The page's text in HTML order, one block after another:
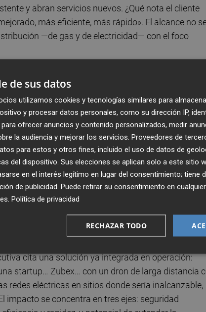
y abran servicios nuevos. ¿Qué nota el cliente
más eficiente, más rápido». El alcance no
—de gas y de electricidad— con el foco
lo básico: «la medida que más te ahorra es
estructurales que la compañía impulsa para
renovable en el mix, electrificación donde aporte
procesos que la electricidad no cubre bien.
pero fabricado de una manera ecológica», a
descarbonización industrial donde se requieren
descarbonizarse con la electricidad… conseguimos
es completamente renovable». Naturgy trabaja
podemos incluso inyectar en red»—, a la vez que se
por nuevas plantas de producción. La tesis: el gas
en sectores difíciles de electrificar.
cita una solución ya integrada en operación:
startup… Zubex… con un dron de larga distancia
redes eléctricas en sitios donde sería inalcanzable,
impacto se concentra en tres ejes: seguridad
de sus datos
utilizamos cookies y tecnologías similares para
y procesar datos personales, como su dirección IP,
ofrecer anuncios y contenido personalizados, medir
la audiencia y mejorar los servicios. Proveedores de
para estos y otros fines, incluido el uso de datos de
del dispositivo. Sus elecciones se aplican solo a este sitio
en el interés legítimo en lugar del consentimiento; tiene
de publicidad . Puede retirar su consentimiento en
Política de privacidad
RECHAZAR TODO